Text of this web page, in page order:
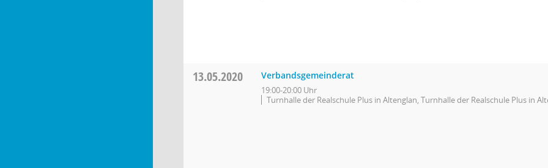
13.05.2020 Verbandsgemeinderat
19:00-20:00 Uhr
Turnhalle der Realschule Plus in Altenglan, Turnhalle der Realschule Plus in